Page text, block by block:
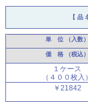
【 品
単 位（入数）
価 格（税込）
１ケース
（４００枚入）
￥21842